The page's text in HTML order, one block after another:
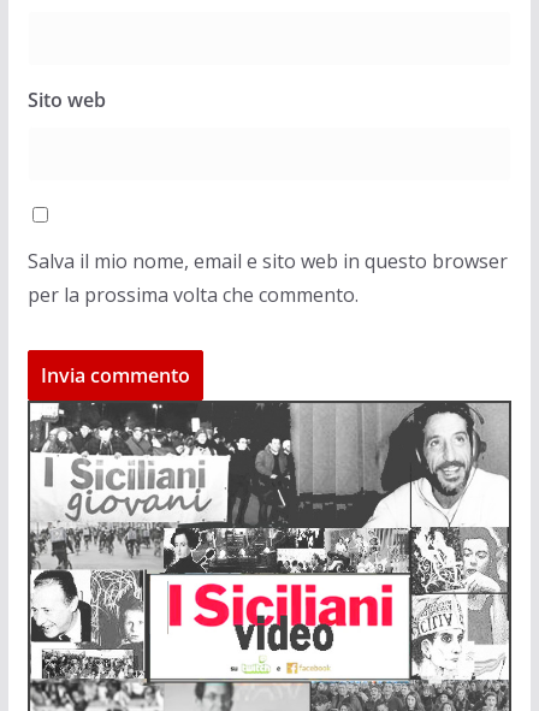
Sito web
Salva il mio nome, email e sito web in questo browser
per la prossima volta che commento.